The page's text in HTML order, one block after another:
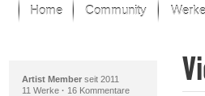
Home Community Werke
Der
Alle
Artist Memberseit 2011
11 Werke · 16 Kommentare